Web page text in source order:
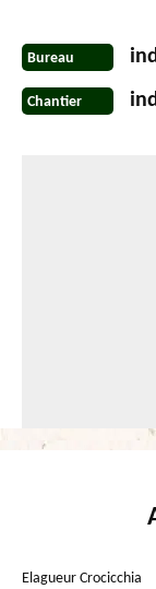
Bureau
Chantier
Elagueur Crocicchia